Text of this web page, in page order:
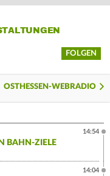
FOLGEN
OSTHESSEN-WEBRADIO
BAHN-ZIELE
14:54
14:04